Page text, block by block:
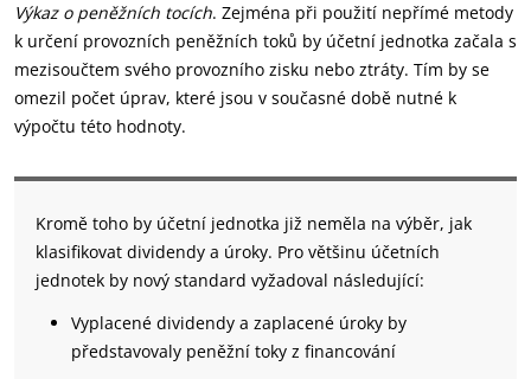
Výkaz o peněžních tocích. Zejména při použití nepřímé metody
k určení provozních peněžních toků by účetní jednotka začala s
mezisoučtem svého provozního zisku nebo ztráty. Tím by se
omezil počet úprav, které jsou v současné době nutné k
výpočtu této hodnoty.
Kromě toho by účetní jednotka již neměla na výběr, jak
klasifikovat dividendy a úroky. Pro většinu účetních
jednotek by nový standard vyžadoval následující:
Vyplacené dividendy a zaplacené úroky by
představovaly peněžní toky z financování